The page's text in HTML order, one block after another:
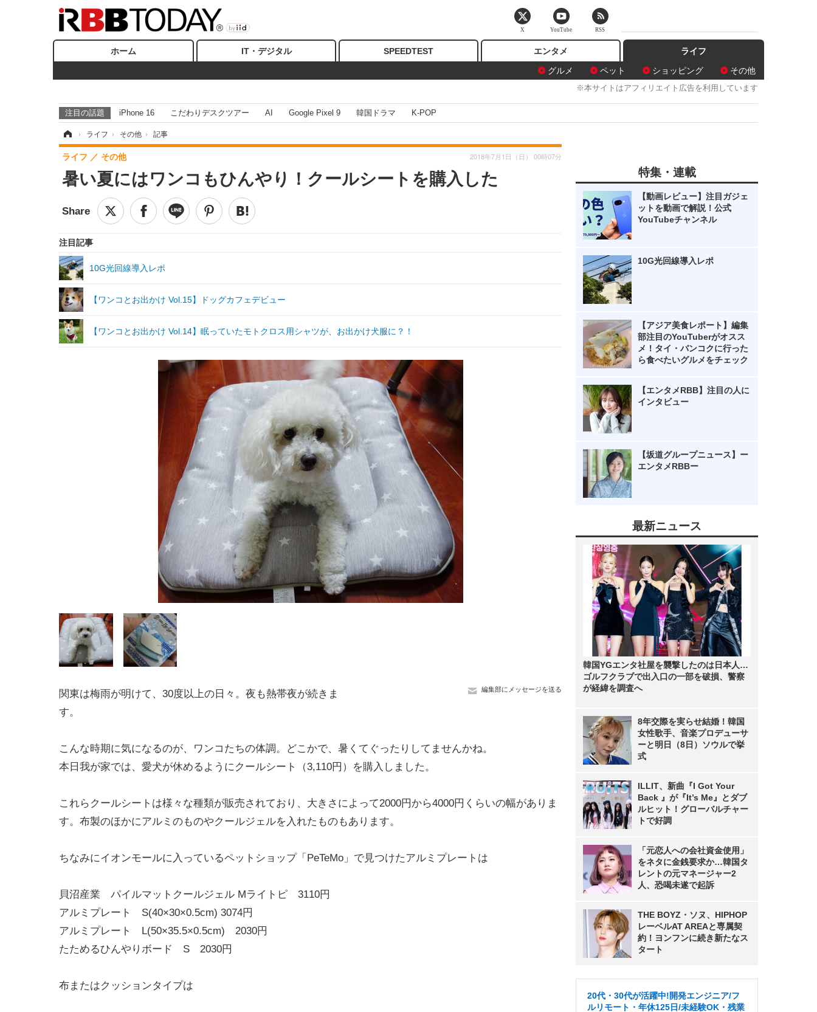
ホーム IT・デジタル SPEEDTEST エンタメ
ライフ
グルメ
ペット ショッピング その他
※本サイトはアフィリエイト広告を利用しています
注目の話題 iPhone 16 こだわりデスクツアー AI Google Pixel 9 韓国ドラマ K-POP
› ライフ › その他 › 記事
暑い夏にはワンコもひんやり！クールシートを購入した
ライフ その他 2018年7月1日（日） 00時07分
注目記事
10G光回線導入レポ
【ワンコとお出かけ Vol.15】ドッグカフェデビュー
【ワンコとお出かけ Vol.14】眠っていたモトクロス用シャツが、お出かけ犬服に？！
編集部にメッセージを送る
関東は梅雨が明けて、30度以上の日々。夜も熱帯夜が続きま
す。
こんな時期に気になるのが、ワンコたちの体調。どこかで、暑くてぐったりしてませんかね。
本日我が家では、愛犬が休めるようにクールシート（3,110円）を購入しました。
これらクールシートは様々な種類が販売されており、大きさによって2000円から4000円くらいの幅がありま
す。布製のほかにアルミのものやクールジェルを入れたものもあります。
ちなみにイオンモールに入っているペットショップ「PeTeMo」で見つけたアルミプレートは
貝沼産業 パイルマットクールジェル Mライトピ 3110円
アルミプレート S(40×30×0.5cm) 3074円
アルミプレート L(50×35.5×0.5cm) 2030円
たためるひんやりボード S 2030円
布またはクッションタイプは
特集・連載
【動画レビュー】注目ガジェ
ットを動画で解説！公式
YouTubeチャンネル
10G光回線導入レポ
【アジア美食レポート】編集
部注目のYouTuberがオスス
メ！タイ・バンコクに行った
ら食べたいグルメをチェック
【エンタメRBB】注目の人に
インタビュー
【坂道グループニュース】ー
エンタメRBBー
最新ニュース
韓国YGエンタ社屋を襲撃したのは日本人…
ゴルフクラブで出入口の一部を破損、警察
が経緯を調査へ
8年交際を実らせ結婚！韓国
女性歌手、音楽プロデューサ
ーと明日（8日）ソウルで挙
式
ILLIT、新曲『I Got Your
Back 』が『It’s Me』とダブ
ルヒット！グローバルチャー
トで好調
「元恋人への会社資金使用」
をネタに金銭要求か…韓国タ
レントの元マネージャー2
人、恐喝未遂で起訴
THE BOYZ・ソヌ、HIPHOP
レーベルAT AREAと専属契
約！ヨンフンに続き新たなス
タート
20代・30代が活躍中!開発エンジニア/フ
ルリモート・年休125日/未経験OK・残業
X YouTube RSS